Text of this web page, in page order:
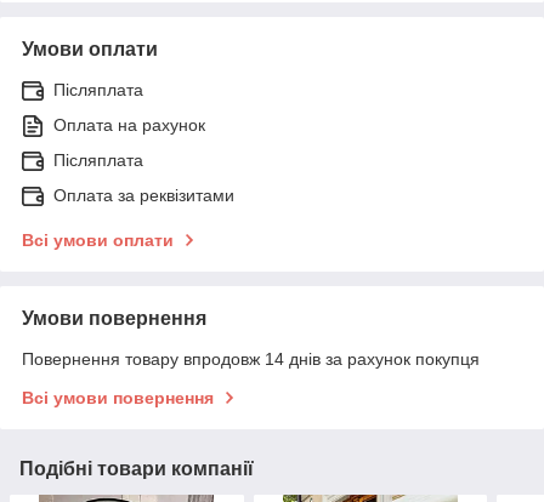
Умови оплати
Післяплата
Оплата на рахунок
Післяплата
Оплата за реквізитами
Всі умови оплати
Умови повернення
Повернення товару впродовж 14 днів за рахунок покупця
Всі умови повернення
Подібні товари компанії